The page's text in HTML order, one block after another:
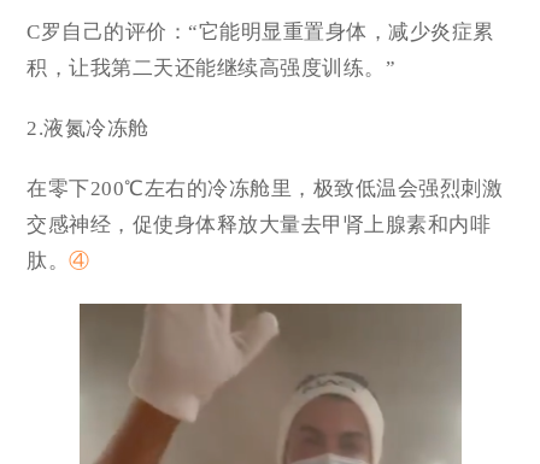
C罗自己的评价：“它能明显重置身体，减少炎症累
积，让我第二天还能继续高强度训练。”
2.液氮冷冻舱
在零下200℃左右的冷冻舱里，极致低温会强烈刺激
交感神经，促使身体释放大量去甲肾上腺素和内啡
肽。④